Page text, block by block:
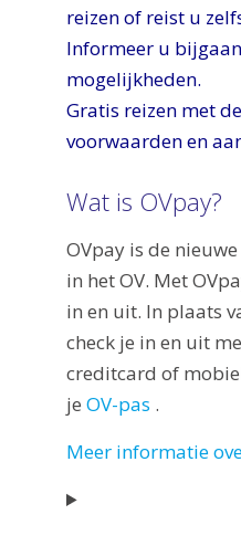
reizen of reist u
Informeer u
mogelijkheden.
Gratis reizen met
voorwaarden en
Wat is OVpay?
OVpay is de
in het OV. Met
in en uit. In plaats
check je in en uit
creditcard of
je OV-pas .
Meer informatie